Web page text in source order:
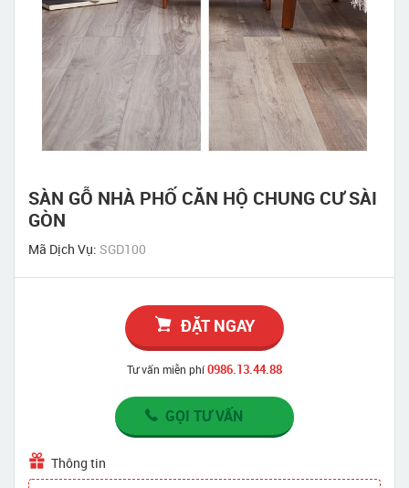
SÀN GỖ NHÀ PHỐ CĂN HỘ CHUNG CƯ SÀI
GÒN
Mã Dịch Vụ: SGD100
ĐẶT NGAY
Tư vấn miễn phí0986.13.44.88
GỌI TƯ VẤN
Thông tin